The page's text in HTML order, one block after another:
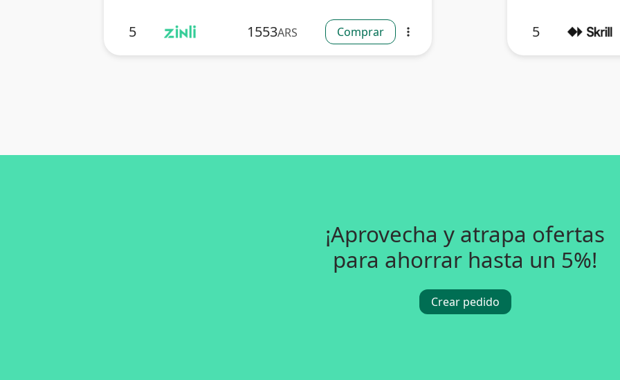
5 1553ARS Comprar more_vert 5
¡Aprovecha y atrapa ofertas
para ahorrar hasta un 5%!
Crear pedido